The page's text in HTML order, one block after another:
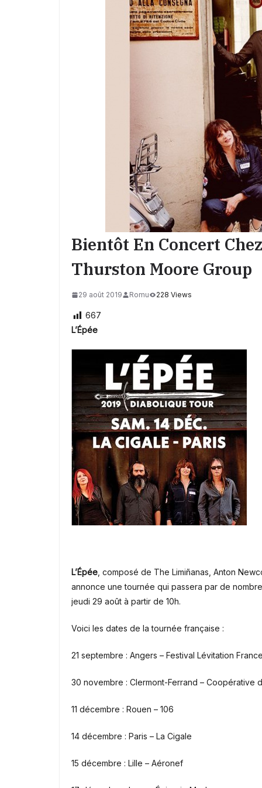
Bientôt En Concert
Thurston Moore Group
29 août 2019 Romu 228 Views
667
L’Épée
L’Épée , composé de The Limiñanas, Anton
annonce une tournée qui passera par de
jeudi 29 août à partir de 10h.
Voici les dates de la tournée française :
21 septembre : Angers – Festival Lévitation France
30 novembre : Clermont-Ferrand – Coopérative
11 décembre : Rouen – 106
14 décembre : Paris – La Cigale
15 décembre : Lille – Aéronef